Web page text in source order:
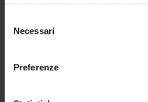
modificare o revocare il proprio
momento dalla Dichiarazione
delNecessari
Preferenze
Barbara Rossi
RESEARCH AREAS INVOLVED IN